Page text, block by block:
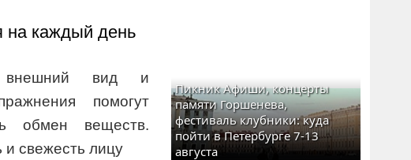
на каждый день
внешний вид и
помогут
обмен веществ.
и свежесть лицу
Пикник Афиши, концерты
памяти Горшенева,
фестиваль клубники: куда
пойти в Петербурге 7-13
августа